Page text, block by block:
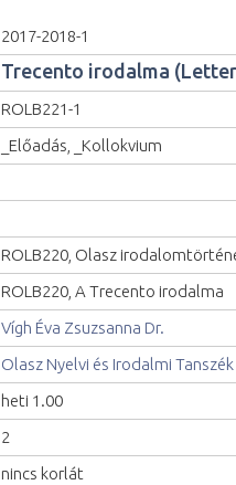
2017-2018-1
Trecento irodalma
ROLB221-1
_Előadás, _Kollokvium
ROLB220, Olasz
ROLB220, A Trecento irodalma
Vígh Éva Zsuzsanna Dr.
Olasz Nyelvi és Irodalmi Tanszék
heti 1.00
2
nincs korlát